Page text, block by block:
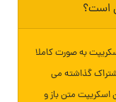
است؟
به صورت کاملا
گذاشته می
اسکریپت متن باز و